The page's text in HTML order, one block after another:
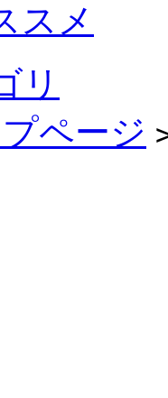
スメ
リ
プページ